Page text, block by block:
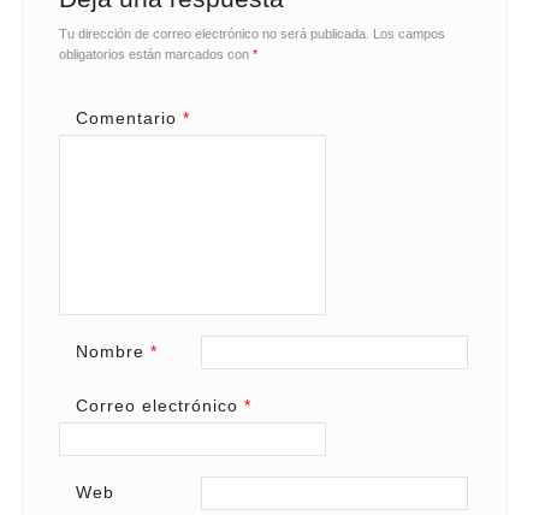
Tu dirección de correo electrónico no será publicada. Los campos
obligatorios están marcados con *
Comentario *
Nombre *
Correo electrónico *
Web